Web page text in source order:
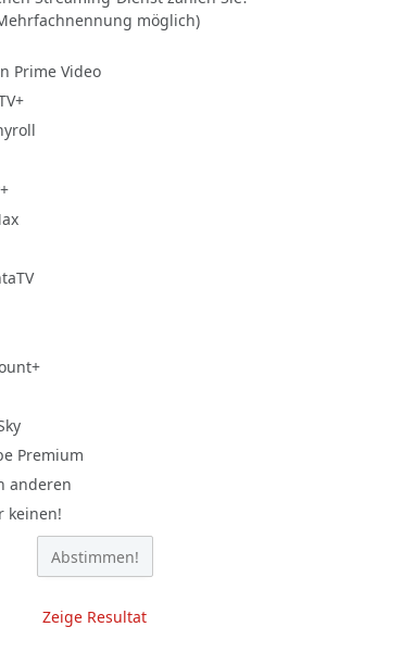
möglich)
Prime Video
Premium
anderen
keinen!
Zeige Resultat